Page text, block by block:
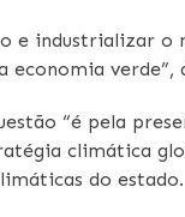
e industrializar o
economia verde”,
“é pela
climática
do estado.